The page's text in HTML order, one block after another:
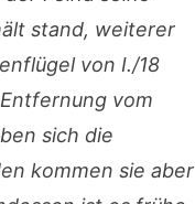
stand, weiterer
von I./18
vom
sich die
kommen sie aber